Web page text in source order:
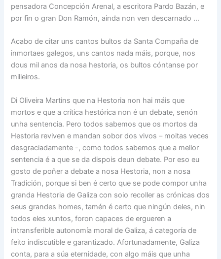
pensadora Concepción Arenal, a escritora Pardo Bazán, e
por fin o gran Don Ramón, ainda non ven descarnado …
Acabo de citar uns cantos bultos da Santa Compaña de
inmortaes galegos, uns cantos nada máis, porque, nos
dous mil anos da nosa hestoria, os bultos cóntanse por
milleiros.
Di Oliveira Martins que na Hestoria non hai máis que
mortos e que a crítica hestórica non é un debate, senón
unha sentencia. Pero todos sabemos que os mortos da
Hestoria reviven e mandan sobor dos vivos – moitas veces
desgraciadamente -, como todos sabemos que a mellor
sentencia é a que se da dispois deun debate. Por eso eu
gosto de poñer a debate a nosa Hestoria, non a nosa
Tradición, porque si ben é certo que se pode compor unha
granda Hestoria de Galiza con soio recoller as crónicas dos
seus grandes homes, tamén é certo que ningún deles, nin
todos eles xuntos, foron capaces de ergueren a
intransferible autonomía moral de Galiza, á categoría de
feito indiscutible e garantizado. Afortunadamente, Galiza
conta, para a súa eternidade, con algo máis que unha